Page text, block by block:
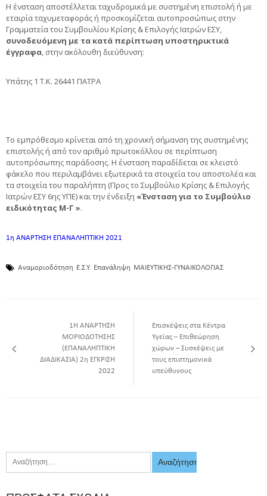
Η ένσταση αποστέλλεται ταχυδρομικά με συστημένη επιστολή ή με
εταιρία ταχυμεταφοράς ή προσκομίζεται αυτοπροσώπως στην
Γραμματεία του Συμβουλίου Κρίσης & Επιλογής Ιατρών ΕΣΥ,
συνοδευόμενη με τα κατά περίπτωση υποστηρικτικά
έγγραφα, στην ακόλουθη διεύθυνση:
Υπάτης 1 Τ.Κ. 26441 ΠΑΤΡΑ
Το εμπρόθεσμο κρίνεται από τη χρονική σήμανση της συστημένης
επιστολής ή από τον αριθμό πρωτοκόλλου σε περίπτωση
αυτοπρόσωπης παράδοσης. Η ένσταση παραδίδεται σε κλειστό
φάκελο που περιλαμβάνει εξωτερικά τα στοιχεία του αποστολέα και
τα στοιχεία του παραλήπτη (Προς το Συμβούλιο Κρίσης & Επιλογής
Ιατρών ΕΣΥ 6ης ΥΠΕ) και την ένδειξη «Ένσταση για το Συμβούλιο
ειδικότητας Μ-Γ ».
1η ΑΝΑΡΤΗΣΗ ΕΠΑΝΑΛΗΠΤΙΚΗ 2021
Αναμοριοδότηση Ε.Σ.Υ. Επανάληψη ΜΑΙΕΥΤΙΚΗΣ-ΓΥΝΑΙΚΟΛΟΓΙΑΣ
1Η ΑΝΑΡΤΗΣΗ
ΜΟΡΙΟΔΟΤΗΣΗΣ
(ΕΠΑΝΑΛΗΠΤΙΚΗ
ΔΙΑΔΙΚΑΣΙΑ) 2η ΈΓΚΡΙΣΗ
2022
Επισκέψεις στα Κέντρα
Υγείας – Επιθεώρηση
χώρων – Συσκέψεις με
τους επιστημονικά
υπεύθυνους